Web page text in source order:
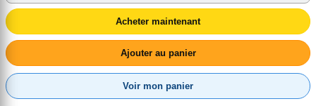
Acheter maintenant
Ajouter au panier
Voir mon panier